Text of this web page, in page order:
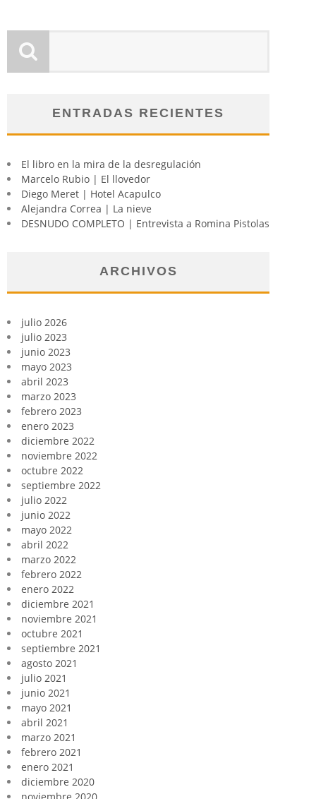
ENTRADAS RECIENTES
El libro en la mira de la desregulación
Marcelo Rubio | El llovedor
Diego Meret | Hotel Acapulco
Alejandra Correa | La nieve
DESNUDO COMPLETO | Entrevista a Romina Pistolas
ARCHIVOS
julio 2026
julio 2023
junio 2023
mayo 2023
abril 2023
marzo 2023
febrero 2023
enero 2023
diciembre 2022
noviembre 2022
octubre 2022
septiembre 2022
julio 2022
junio 2022
mayo 2022
abril 2022
marzo 2022
febrero 2022
enero 2022
diciembre 2021
noviembre 2021
octubre 2021
septiembre 2021
agosto 2021
julio 2021
junio 2021
mayo 2021
abril 2021
marzo 2021
febrero 2021
enero 2021
diciembre 2020